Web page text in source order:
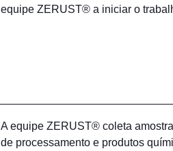
equipe ZERUST® a iniciar o
A equipe ZERUST® coleta
de processamento e produtos